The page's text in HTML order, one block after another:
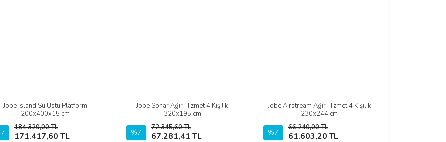
Jobe Island Su Üstü Platform
200x400x15 cm
184.320,00 TL
171.417,60 TL
İncele
Sepete Ekle
Jobe Sonar Ağır Hizmet 4 Kişilik
320x195 cm
%7
72.345,60 TL
67.281,41 TL
İncele
Sepete Ekle
Jobe Airstream Ağır Hizmet 4 Kişilik
230x244 cm
%7
66.240,00 TL
61.603,20 TL
İncele
Sepete Ekle